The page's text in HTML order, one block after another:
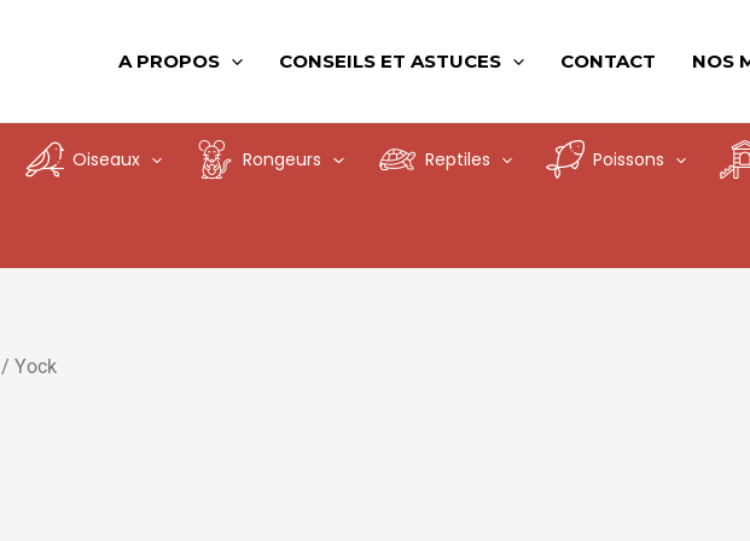
A PROPOS CONSEILS ET ASTUCES CONTACT NOS
Oiseaux Rongeurs Reptiles Poissons
/ Yock